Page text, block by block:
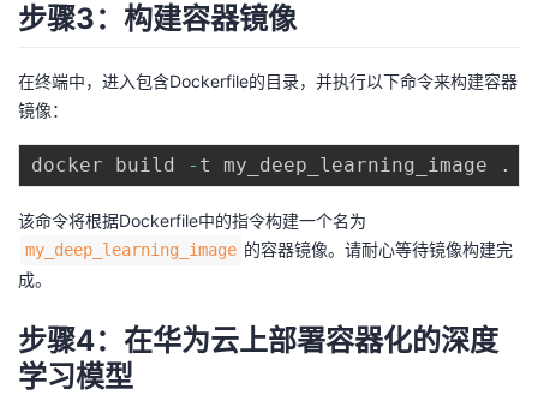
步骤3：构建容器镜像
在终端中，进入包含Dockerfile的目录，并执行以下命令来构建容器
镜像：
docker build - t my_deep_learning_image .
该命令将根据Dockerfile中的指令构建一个名为
my_deep_learning_image 的容器镜像。请耐心等待镜像构建完
成。
步骤4：在华为云上部署容器化的深度
学习模型